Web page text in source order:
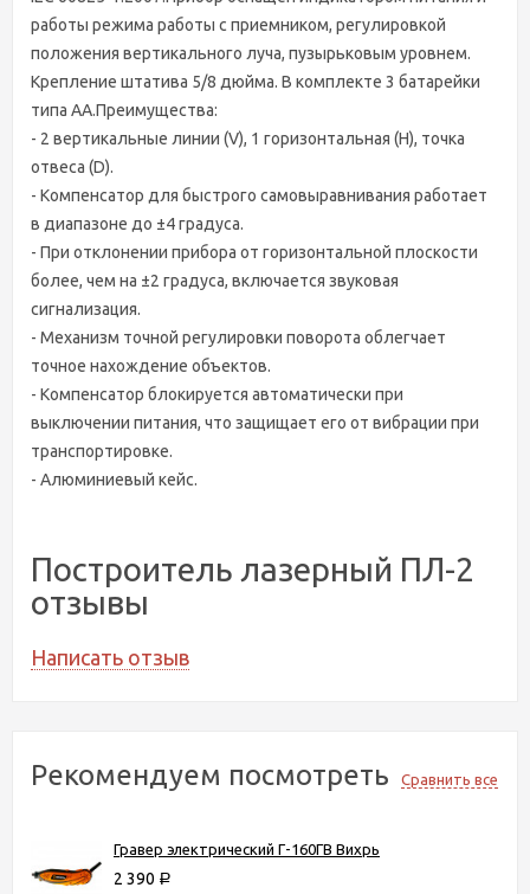
работы режима работы с приемником, регулировкой
положения вертикального луча, пузырьковым уровнем.
Крепление штатива 5/8 дюйма. В комплекте 3 батарейки
типа АА.Преимущества:
- 2 вертикальные линии (V), 1 горизонтальная (Н), точка
отвеса (D).
- Компенсатор для быстрого самовыравнивания работает
в диапазоне до ±4 градуса.
- При отклонении прибора от горизонтальной плоскости
более, чем на ±2 градуса, включается звуковая
сигнализация.
- Механизм точной регулировки поворота облегчает
точное нахождение объектов.
- Компенсатор блокируется автоматически при
выключении питания, что защищает его от вибрации при
транспортировке.
- Алюминиевый кейс.
Построитель лазерный ПЛ-2
отзывы
Написать отзыв
Рекомендуем посмотреть Сравнить все
Гравер электрический Г-160ГВ Вихрь
2 390 Р